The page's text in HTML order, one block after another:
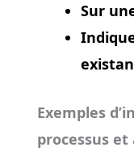
Sur
Exemples
processus